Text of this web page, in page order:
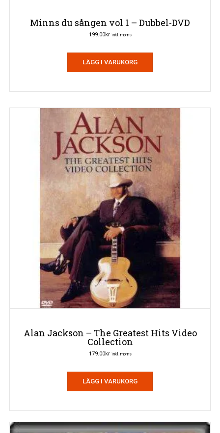
Minns du sången vol 1 – Dubbel-DVD
199.00kr inkl. moms
LÄGG I VARUKORG
Alan Jackson – The Greatest Hits Video
Collection
179.00kr inkl. moms
LÄGG I VARUKORG